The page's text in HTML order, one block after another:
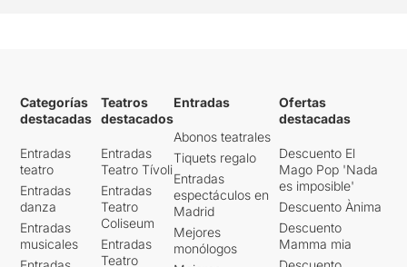
Categorías
destacadas
Entradas
teatro
Entradas
danza
Entradas
musicales
Teatros
destacados
Entradas
Teatro Tívoli
Entradas
Teatro
Coliseum
Entradas
Teatro
Entradas
Abonos teatrales
Tiquets regalo
Entradas
espectáculos en
Madrid
Mejores
monólogos
Ofertas
destacadas
Descuento El
Mago Pop 'Nada
es imposible'
Descuento Ànima
Descuento
Mamma mia